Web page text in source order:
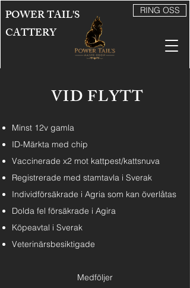
POWER TAIL'S
CATTERY
RING OSS
VID FLYTT
Minst 12v gamla
ID-Märkta med chip
Vaccinerade x2 mot kattpest/kattsnuva
Registrerade med stamtavla i Sverak
Individförsäkrade i Agria som kan överlåtas
Dolda fel försäkrade i Agira
Köpeavtal i Sverak
Veterinärsbesiktigade
Medföljer